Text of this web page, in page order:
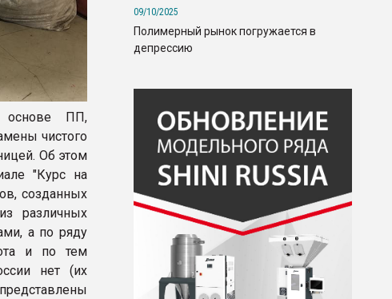
основе ПП,
чистого
Об этом
"Курс на
созданных
различных
а по ряду
и по тем
нет (их
09/10/2025
Полимерный рынок погружается в
депрессию